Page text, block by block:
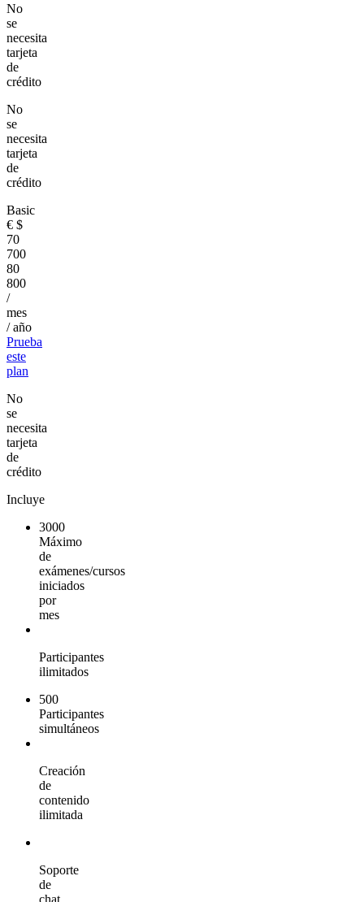
No
se
necesita
tarjeta
de
crédito
No
se
necesita
tarjeta
de
crédito
Basic
€ $
70
700
80
800
/
mes
/ año
Prueba
este
plan
No
se
necesita
tarjeta
de
crédito
Incluye
3000
Máximo
de
exámenes/cursos
iniciados
por
mes
Participantes
ilimitados
500
Participantes
simultáneos
Creación
de
contenido
ilimitada
Soporte
de
chat